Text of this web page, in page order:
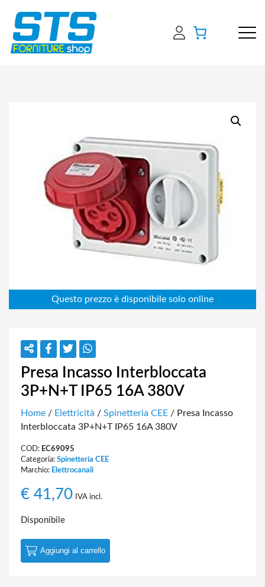
Presa Incasso Interbloccata
3P+N+T IP65 16A 380V
Home / Elettricità / Spinetteria CEE / Presa Incasso
Interbloccata 3P+N+T IP65 16A 380V
COD: EC69095
Categoria: Spinetteria CEE
Marchio: Elettrocanali
€ 41,70 IVA incl.
Disponibile
Aggiungi al carrello